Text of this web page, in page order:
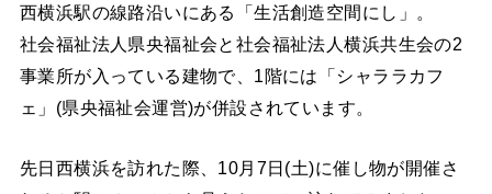
西横浜駅の線路沿いにある「生活創造空間にし」。
社会福祉法人県央福祉会と社会福祉法人横浜共生会の2
事業所が入っている建物で、1階には「シャララカフ
ェ」(県央福祉会運営)が併設されています。
先日西横浜を訪れた際、10月7日(土)に催し物が開催さ